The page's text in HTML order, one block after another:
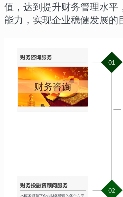
值，达到提升财务管理水平
能力，实现企业稳健发展的